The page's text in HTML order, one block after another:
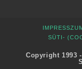
SÜTI-
Copyright 1993